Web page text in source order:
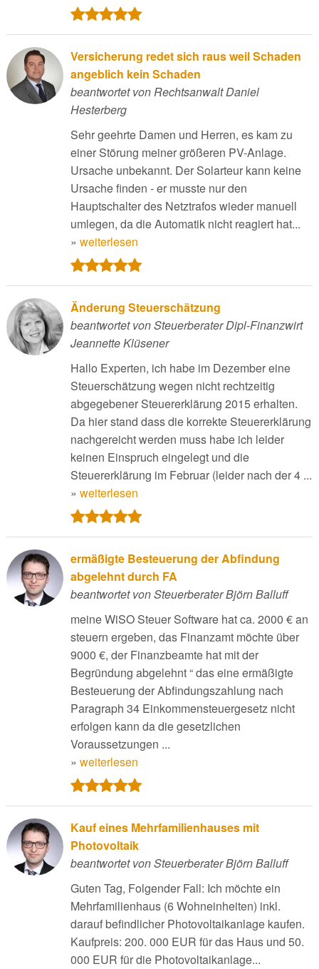
Versicherung redet sich raus weil Schaden
angeblich kein Schaden
beantwortet von Rechtsanwalt Daniel
Hesterberg
Sehr geehrte Damen und Herren, es kam zu
einer Störung meiner größeren PV-Anlage.
Ursache unbekannt. Der Solarteur kann keine
Ursache finden - er musste nur den
Hauptschalter des Netztrafos wieder manuell
umlegen, da die Automatik nicht reagiert hat...
» weiterlesen
Änderung Steuerschätzung
beantwortet von Steuerberater Dipl-Finanzwirt
Jeannette Klüsener
Hallo Experten, ich habe im Dezember eine
Steuerschätzung wegen nicht rechtzeitig
abgegebener Steuererklärung 2015 erhalten.
Da hier stand dass die korrekte Steuererklärung
nachgereicht werden muss habe ich leider
keinen Einspruch eingelegt und die
Steuererklärung im Februar (leider nach der 4 ...
» weiterlesen
ermäßigte Besteuerung der Abfindung
abgelehnt durch FA
beantwortet von Steuerberater Björn Balluff
meine WiSO Steuer Software hat ca. 2000 € an
steuern ergeben, das Finanzamt möchte über
9000 €, der Finanzbeamte hat mit der
Begründung abgelehnt “ das eine ermäßigte
Besteuerung der Abfindungszahlung nach
Paragraph 34 Einkommensteuergesetz nicht
erfolgen kann da die gesetzlichen
Voraussetzungen ...
» weiterlesen
Kauf eines Mehrfamilienhauses mit
Photovoltaik
beantwortet von Steuerberater Björn Balluff
Guten Tag, Folgender Fall: Ich möchte ein
Mehrfamilienhaus (6 Wohneinheiten) inkl.
darauf befindlicher Photovoltaikanlage kaufen.
Kaufpreis: 200. 000 EUR für das Haus und 50.
000 EUR für die Photovoltaikanlage...